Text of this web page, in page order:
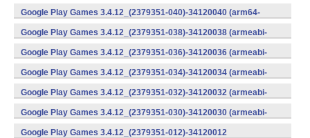
v8a) (Android)
Google Play Games 3.4.12_(2379351-040)-34120040 (arm64-
v8a) (Android)
Google Play Games 3.4.12_(2379351-038)-34120038 (armeabi-
v7a) (Android)
Google Play Games 3.4.12_(2379351-036)-34120036 (armeabi-
v7a) (Android)
Google Play Games 3.4.12_(2379351-034)-34120034 (armeabi-
v7a) (Android)
Google Play Games 3.4.12_(2379351-032)-34120032 (armeabi-
v7a) (Android)
Google Play Games 3.4.12_(2379351-030)-34120030 (armeabi-
v7a) (Android)
Google Play Games 3.4.12_(2379351-012)-34120012